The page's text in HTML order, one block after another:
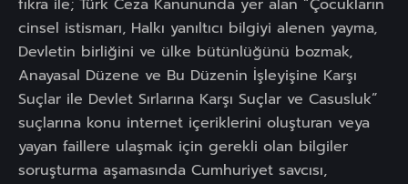
fıkra ile; Türk Ceza Kanununda yer alan “Çocukların
cinsel istismarı, Halkı yanıltıcı bilgiyi alenen yayma,
Devletin birliğini ve ülke bütünlüğünü bozmak,
Anayasal Düzene ve Bu Düzenin İşleyişine Karşı
Suçlar ile Devlet Sırlarına Karşı Suçlar ve Casusluk”
suçlarına konu internet içeriklerini oluşturan veya
yayan faillere ulaşmak için gerekli olan bilgiler
soruşturma aşamasında Cumhuriyet savcısı,